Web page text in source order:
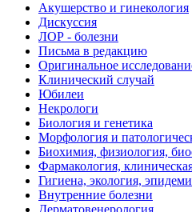
Акушерство и гинекология
Дискуссия
ЛОР - болезни
Письма в редакцию
Оригинальное
Клинический случай
Юбилеи
Некрологи
Биология и генетика
Морфология и
Биохимия, физиология,
Фармакология,
Гигиена, экология,
Внутренние болезни